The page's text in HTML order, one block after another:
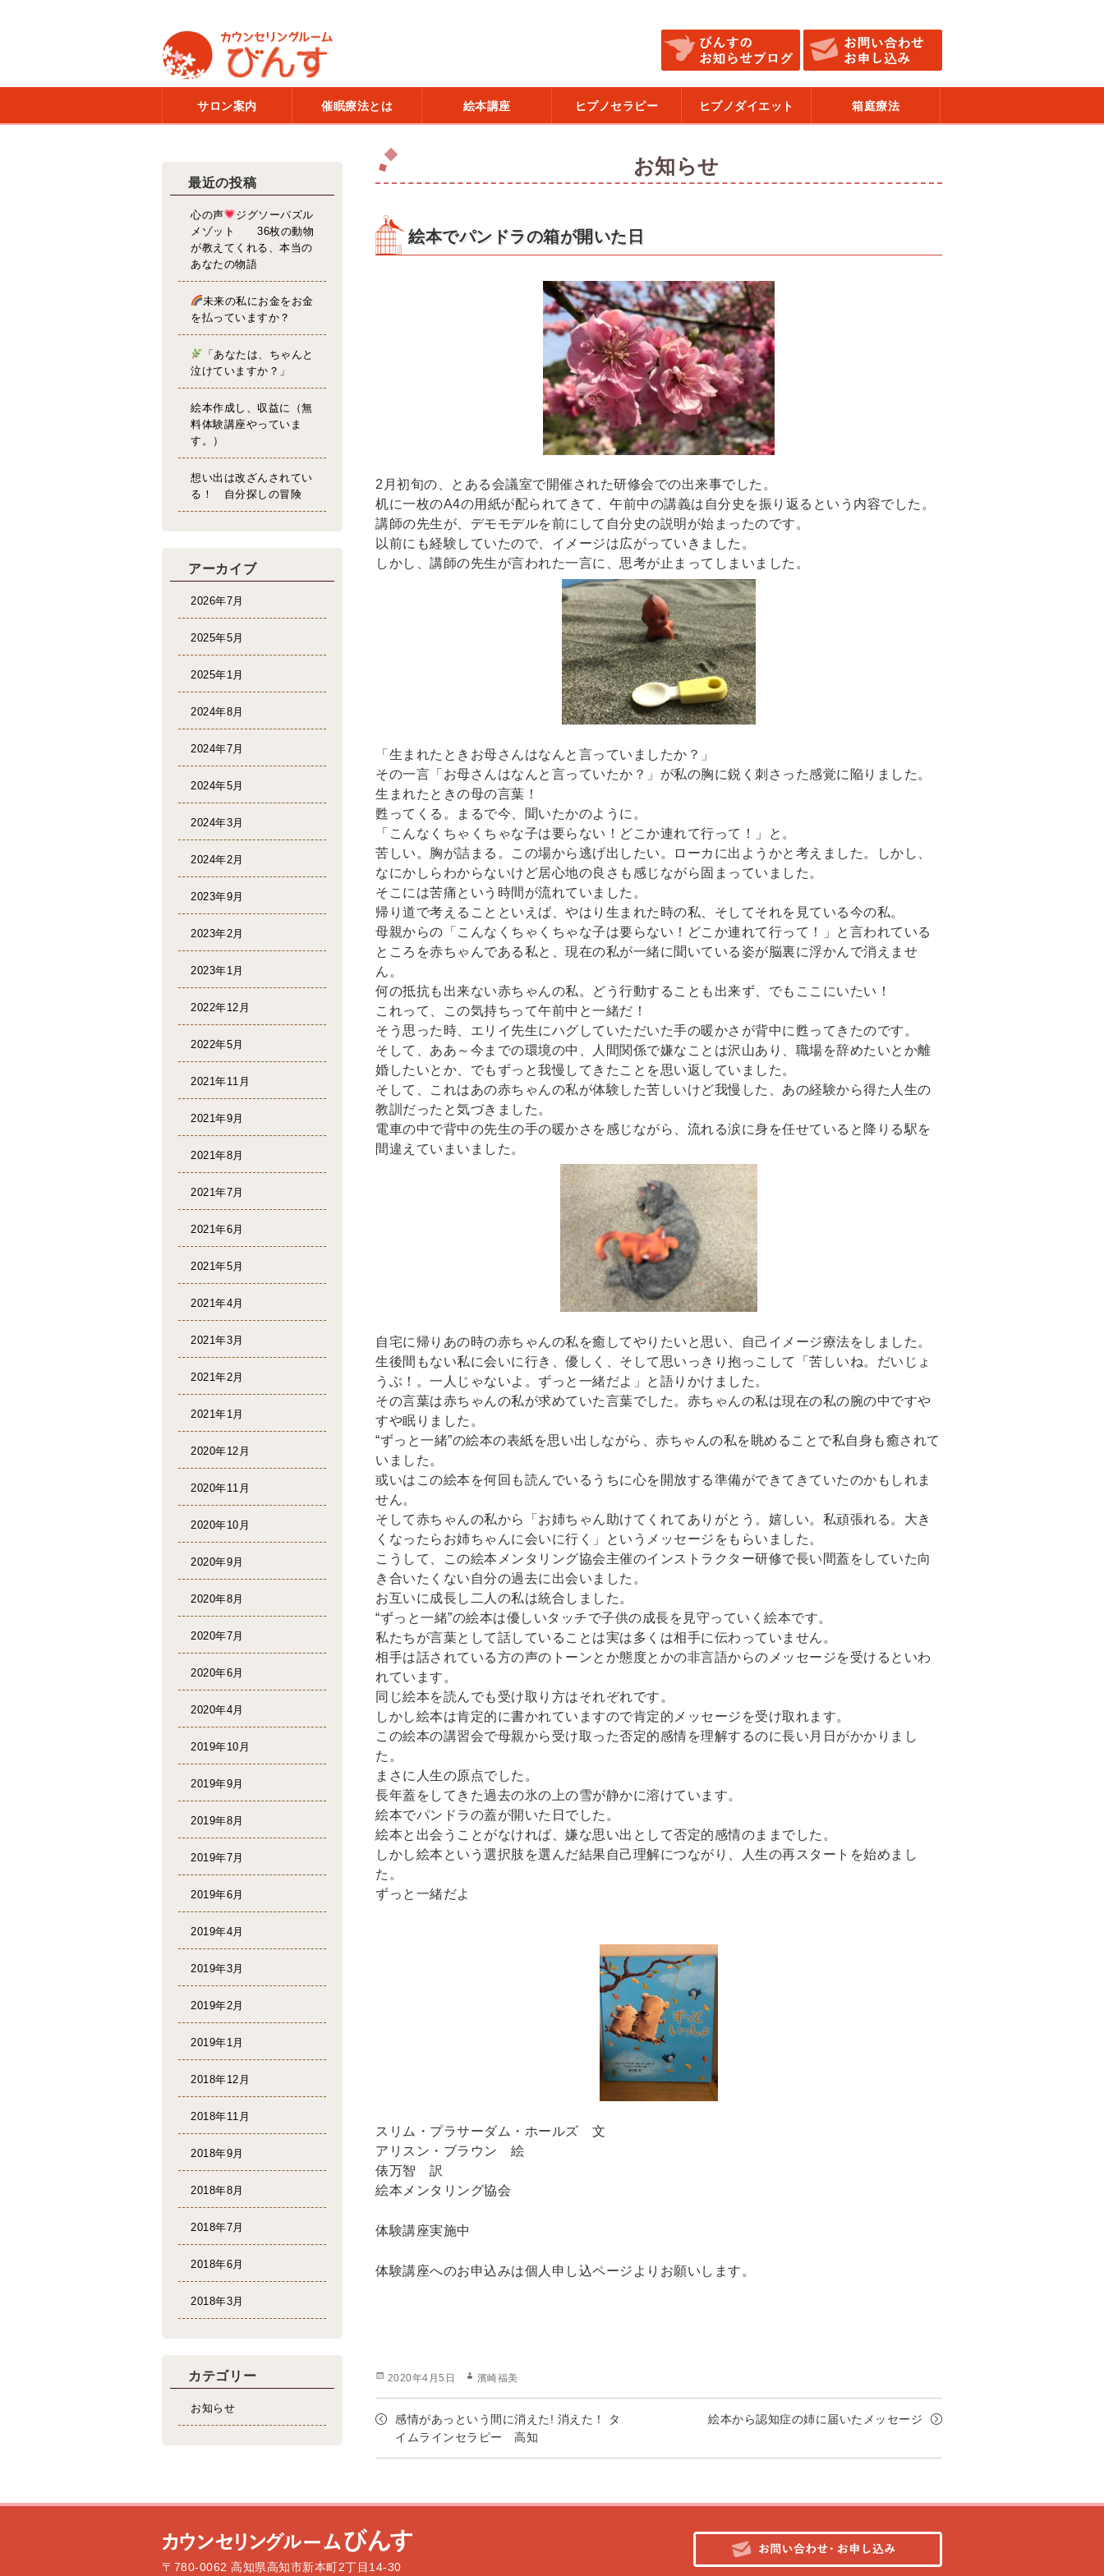
サロン案内 催眠療法とは 絵本講座 ヒプノセラピー ヒプノダイエット 箱庭療法
お知らせ
絵本でパンドラの箱が開いた日
2月初旬の、とある会議室で開催された研修会での出来事でした。
机に一枚のA4の用紙が配られてきて、午前中の講義は自分史を振り返るという内容でした。
講師の先生が、デモモデルを前にして自分史の説明が始まったのです。
以前にも経験していたので、イメージは広がっていきました。
しかし、講師の先生が言われた一言に、思考が止まってしまいました。
「生まれたときお母さんはなんと言っていましたか？」
その一言「お母さんはなんと言っていたか？」が私の胸に鋭く刺さった感覚に陥りました。
生まれたときの母の言葉！
甦ってくる。まるで今、聞いたかのように。
「こんなくちゃくちゃな子は要らない！どこか連れて行って！」と。
苦しい。胸が詰まる。この場から逃げ出したい。ローカに出ようかと考えました。しかし、
なにかしらわからないけど居心地の良さも感じながら固まっていました。
そこには苦痛という時間が流れていました。
帰り道で考えることといえば、やはり生まれた時の私、そしてそれを見ている今の私。
母親からの「こんなくちゃくちゃな子は要らない！どこか連れて行って！」と言われている
ところを赤ちゃんである私と、現在の私が一緒に聞いている姿が脳裏に浮かんで消えませ
ん。
何の抵抗も出来ない赤ちゃんの私。どう行動することも出来ず、でもここにいたい！
これって、この気持ちって午前中と一緒だ！
そう思った時、エリイ先生にハグしていただいた手の暖かさが背中に甦ってきたのです。
そして、ああ～今までの環境の中、人間関係で嫌なことは沢山あり、職場を辞めたいとか離
婚したいとか、でもずっと我慢してきたことを思い返していました。
そして、これはあの赤ちゃんの私が体験した苦しいけど我慢した、あの経験から得た人生の
教訓だったと気づきました。
電車の中で背中の先生の手の暖かさを感じながら、流れる涙に身を任せていると降りる駅を
間違えていまいました。
自宅に帰りあの時の赤ちゃんの私を癒してやりたいと思い、自己イメージ療法をしました。
生後間もない私に会いに行き、優しく、そして思いっきり抱っこして「苦しいね。だいじょ
うぶ！。一人じゃないよ。ずっと一緒だよ」と語りかけました。
その言葉は赤ちゃんの私が求めていた言葉でした。赤ちゃんの私は現在の私の腕の中ですや
すや眠りました。
“ずっと一緒”の絵本の表紙を思い出しながら、赤ちゃんの私を眺めることで私自身も癒されて
いました。
或いはこの絵本を何回も読んでいるうちに心を開放する準備ができてきていたのかもしれま
せん。
そして赤ちゃんの私から「お姉ちゃん助けてくれてありがとう。嬉しい。私頑張れる。大き
くなったらお姉ちゃんに会いに行く」というメッセージをもらいました。
こうして、この絵本メンタリング協会主催のインストラクター研修で長い間蓋をしていた向
き合いたくない自分の過去に出会いました。
お互いに成長し二人の私は統合しました。
“ずっと一緒”の絵本は優しいタッチで子供の成長を見守っていく絵本です。
私たちが言葉として話していることは実は多くは相手に伝わっていません。
相手は話されている方の声のトーンとか態度とかの非言語からのメッセージを受けるといわ
れています。
同じ絵本を読んでも受け取り方はそれぞれです。
しかし絵本は肯定的に書かれていますので肯定的メッセージを受け取れます。
この絵本の講習会で母親から受け取った否定的感情を理解するのに長い月日がかかりまし
た。
まさに人生の原点でした。
長年蓋をしてきた過去の氷の上の雪が静かに溶けています。
絵本でパンドラの蓋が開いた日 でした。
絵本と出会うことがなければ、嫌な思い出として否定的感情のままでした。
しかし絵本という選択肢を選んだ結果自己理解につながり、人生の再スタートを始めまし
た。
ずっと一緒だよ
スリム・プラサーダム・ホールズ 文
アリスン・ブラウン 絵
俵万智 訳
絵本メンタリング協会
体験講座実施中
体験講座へのお申込みは個人申し込ページよりお願いします。
投
2020年4月5日
作
濱崎福美
感情があっという間に消えた! 消えた！ タ
イムラインセラピー 高知
絵本から認知症の姉に届いたメッセージ
最近の投稿
心の声
ジグソーパズル
メゾット 36枚の動物
が教えてくれる、本当の
あなたの物語
未来の私にお金をお金
を払っていますか？
「あなたは、ちゃんと
泣けていますか？」
絵本作成し、収益に（無
料体験講座やっていま
す。）
想い出は改ざんされてい
る！ 自分探しの冒険
アーカイブ
2026年7月
2025年5月
2025年1月
2024年8月
2024年7月
2024年5月
2024年3月
2024年2月
2023年9月
2023年2月
2023年1月
2022年12月
2022年5月
2021年11月
2021年9月
2021年8月
2021年7月
2021年6月
2021年5月
2021年4月
2021年3月
2021年2月
2021年1月
2020年12月
2020年11月
2020年10月
2020年9月
2020年8月
2020年7月
2020年6月
2020年4月
2019年10月
2019年9月
2019年8月
2019年7月
2019年6月
2019年4月
2019年3月
2019年2月
2019年1月
2018年12月
2018年11月
2018年9月
2018年8月
2018年7月
2018年6月
2018年3月
カテゴリー
お知らせ
〒780-0062 高知県高知市新本町2丁目14-30